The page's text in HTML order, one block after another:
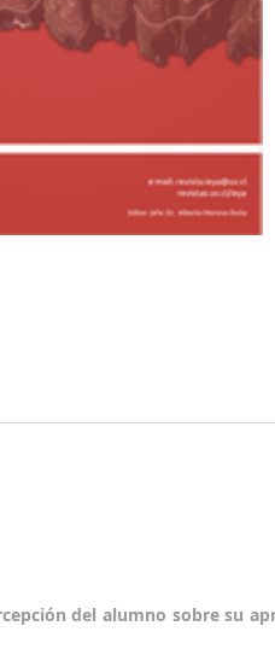
del alumno sobre su